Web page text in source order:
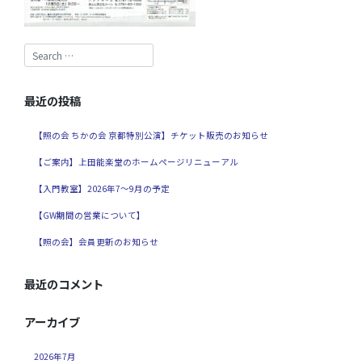
最近の投稿
【照の会 ちかの会 京都特別公演】チケット販売のお知らせ
【ご案内】上田能楽堂のホームページリニューアル
【入門教室】2026年7～9月の予定
【GW期間の営業について】
【照の会】会員更新のお知らせ
最近のコメント
アーカイブ
2026年7月